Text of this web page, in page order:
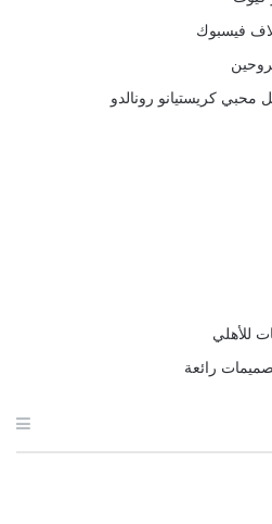
فيسبوك
محبي كريستيانو رونالدو
للأهلي